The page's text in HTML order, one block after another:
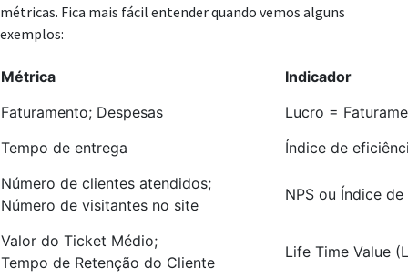
métricas. Fica mais fácil entender quando vemos alguns
exemplos:
Métrica
Indicador
Faturamento; Despesas
Lucro =
Tempo de entrega
Índice de
Número de clientes atendidos;
Número de visitantes no site
NPS ou Índice
Valor do Ticket Médio;
Tempo de Retenção do Cliente
Life Time Value